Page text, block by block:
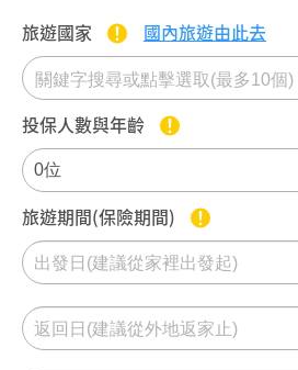
旅遊國家 國內旅遊由此去
投保人數與年齡
旅遊期間(保險期間)